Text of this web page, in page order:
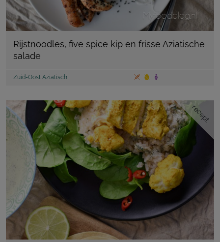
Rijstnoodles, five spice kip en frisse Aziatische
salade
Zuid-Oost Aziatisch
recept